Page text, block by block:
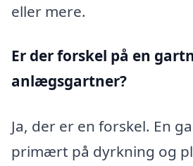
eller mere.
Er der forskel på en
anlægsgartner?
Ja, der er en forskel. En
primært på dyrkning og